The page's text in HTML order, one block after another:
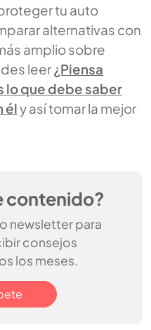
tu auto
alternativas con
amplio sobre
leer¿Piensa
lo que debe saber
ély así tomar la mejor
contenido?
newsletter para
consejos
los meses.